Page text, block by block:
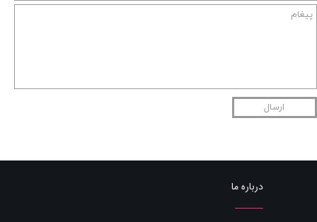
ارسال
درباره ما